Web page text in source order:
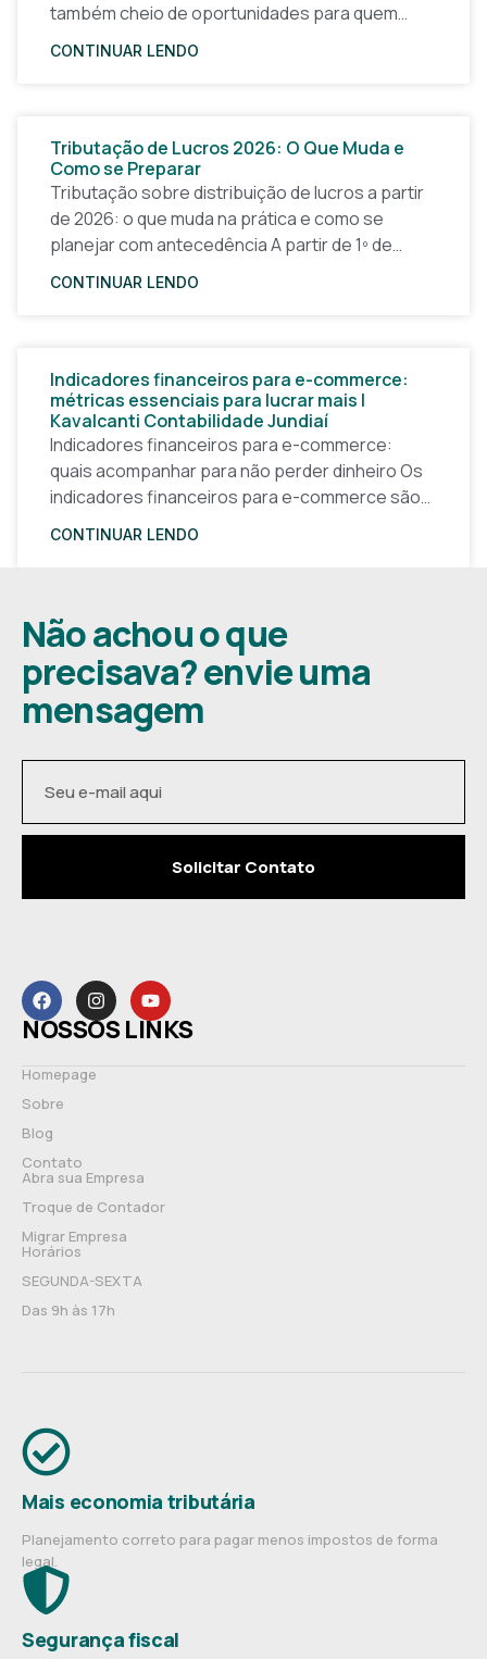
também cheio de oportunidades para quem
quer tirar uma ideia do papel e construir um
CONTINUAR LENDO
Tributação de Lucros 2026: O Que Muda e
Como se Preparar
Tributação sobre distribuição de lucros a partir
de 2026: o que muda na prática e como se
planejar com antecedência A partir de 1º de
janeiro de 2026, a forma
CONTINUAR LENDO
Indicadores financeiros para e-commerce:
métricas essenciais para lucrar mais |
Kavalcanti Contabilidade Jundiaí
Indicadores financeiros para e-commerce:
quais acompanhar para não perder dinheiro Os
indicadores financeiros para e-commerce são a
base de qualquer decisão inteligente em uma
CONTINUAR LENDO
Não achou o que
precisava? envie uma
mensagem
Solicitar Contato
NOSSOS LINKS
Homepage
Sobre
Blog
Contato
Abra sua Empresa
Troque de Contador
Migrar Empresa
Horários
SEGUNDA-SEXTA
Das 9h às 17h
Mais economia tributária
Planejamento correto para pagar menos impostos de forma
legal.
Segurança fiscal